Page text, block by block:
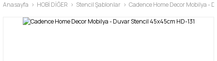
Anasayfa HOBİ DİĞER Stencil Şablonlar Cadence Home Decor Mobilya -